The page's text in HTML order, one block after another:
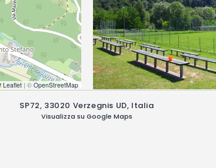
Leaflet | © OpenStreetMap
SP72, 33020 Verzegnis UD, Italia
Visualizza su Google Maps